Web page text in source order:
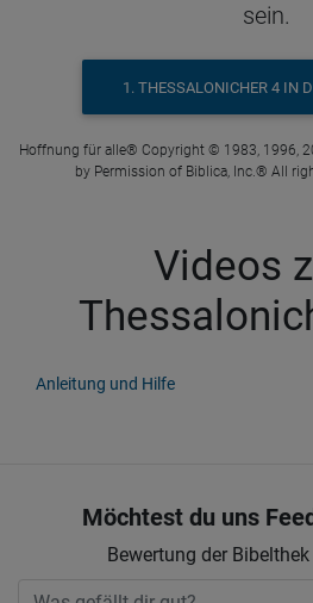
sein.
1. THESSALONICHER 4 IN
Hoffnung für alle® Copyright © 1983, 1996,
by Permission of Biblica, Inc.® All
Videos
Anleitung und Hilfe
Möchtest du uns
Bewertung der Bibelthek